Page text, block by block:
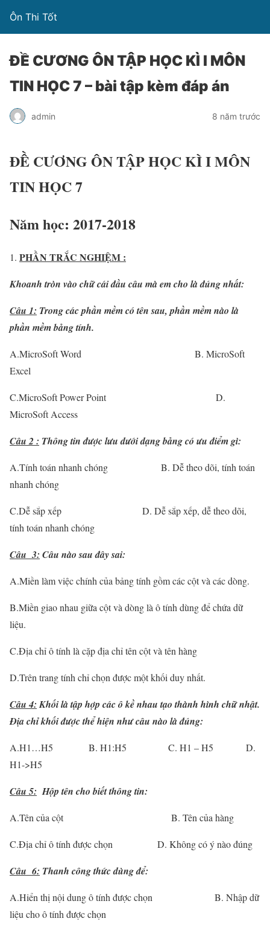
Ôn Thi Tốt
ĐỀ CƯƠNG ÔN TẬP HỌC KÌ I MÔN
TIN HỌC 7 – bài tập kèm đáp án
admin 8 năm trước
ĐỀ CƯƠNG ÔN TẬP HỌC KÌ I MÔN
TIN HỌC 7
Năm học: 2017-2018
PHẦN TRẮC NGHIỆM :
Khoanh tròn vào chữ cái đầu câu mà em cho là đúng nhất:
Câu 1: Trong các phần mềm có tên sau, phần mềm nào là
phần mềm bảng tính.
A.MicroSoft Word B. MicroSoft
Excel
C.MicroSoft Power Point D.
MicroSoft Access
Câu 2 : Thông tin được lưu dưới dạng bảng có ưu điểm gì:
A.Tính toán nhanh chóng B. Dễ theo dõi, tính toán
nhanh chóng
C.Dễ sắp xếp D. Dễ sắp xếp, dễ theo dõi,
tính toán nhanh chóng
Câu 3: Câu nào sau đây sai:
A.Miền làm việc chính của bảng tính gồm các cột và các dòng.
B.Miền giao nhau giữa cột và dòng là ô tính dùng để chứa dữ
liệu.
C.Địa chỉ ô tính là cặp địa chỉ tên cột và tên hàng
D.Trên trang tính chỉ chọn được một khối duy nhất.
Câu 4:Khối là tập hợp các ô kề nhau tạo thành hình chữ nhật.
Địa chỉ khối được thể hiện như câu nào là đúng:
A.H1…H5 B. H1:H5 C. H1 – H5 D.
H1->H5
Câu 5: Hộp tên cho biết thông tin:
A.Tên của cột B. Tên của hàng
C.Địa chỉ ô tính được chọn D. Không có ý nào đúng
Câu 6: Thanh công thức dùng để:
A.Hiển thị nội dung ô tính được chọn B. Nhập dữ
liệu cho ô tính được chọn